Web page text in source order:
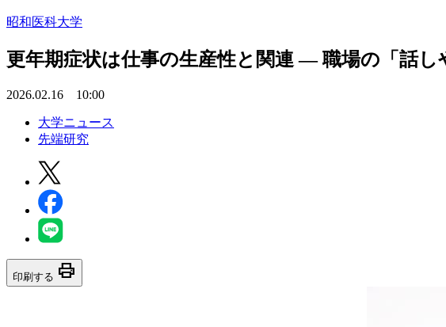
昭和医科大学
更年期症状は仕事の生産性と関連 ― 職場の「話
2026.02.16 10:00
大学ニュース
先端研究
印刷する print